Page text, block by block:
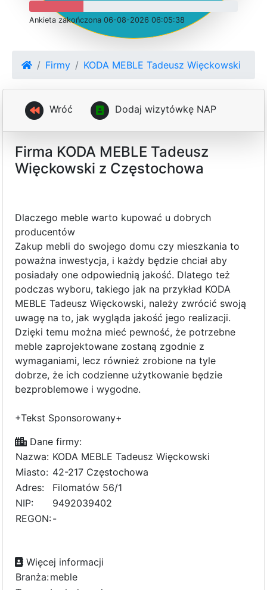
Ankieta zakończona 06-08-2026 06:05:38
Firmy KODA MEBLE Tadeusz Więckowski
Wróć Dodaj wizytówkę NAP
Firma KODA MEBLE Tadeusz
Więckowski z Częstochowa
Dlaczego meble warto kupować u dobrych
producentów
Zakup mebli do swojego domu czy mieszkania to
poważna inwestycja, i każdy będzie chciał aby
posiadały one odpowiednią jakość. Dlatego też
podczas wyboru, takiego jak na przykład KODA
MEBLE Tadeusz Więckowski, należy zwrócić swoją
uwagę na to, jak wygląda jakość jego realizacji.
Dzięki temu można mieć pewność, że potrzebne
meble zaprojektowane zostaną zgodnie z
wymaganiami, lecz również zrobione na tyle
dobrze, że ich codzienne użytkowanie będzie
bezproblemowe i wygodne.
+Tekst Sponsorowany+
Dane firmy:
Nazwa: KODA MEBLE Tadeusz Więckowski
Miasto: 42-217 Częstochowa
Adres:
Filomatów 56/1
NIP:
9492039402
REGON:-
Więcej informacji
Branża:meble